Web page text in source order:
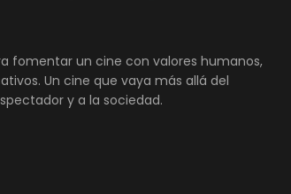
fomentar un cine con valores humanos,
Un cine que vaya más allá del
y a la sociedad.